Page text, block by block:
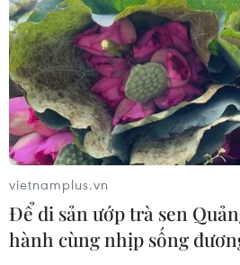
Cơ hội tạo bước ngoặt
vào Nhà Trắng
22/10/2020 10:39
Sáng 23/10 theo giờ Việt Nam,
ứng viên Joe Biden sẽ bước vào
vietnamplus.vn
Để di sản ướp trà sen
hành cùng nhịp sống